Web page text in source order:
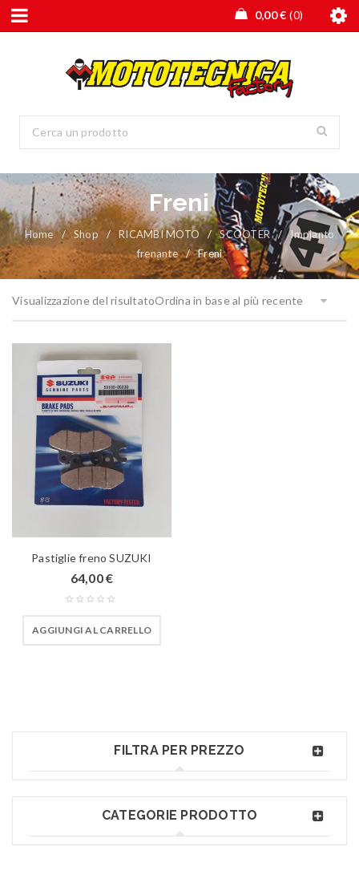
0,00€ 0
Freni
Home / Shop / RICAMBI MOTO / SCOOTER /
Impianto
frenante
/ Freni
Visualizzazione del risultatoOrdina in base al più recente
Pastiglie freno SUZUKI
64,00€
AGGIUNGI AL CARRELLO
FILTRA PER PREZZO
CATEGORIE PRODOTTO